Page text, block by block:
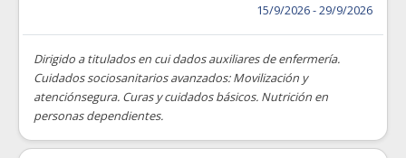
15/9/2026 - 29/9/2026
Dirigido a titulados en cui dados auxiliares de enfermería.
Cuidados sociosanitarios avanzados: Movilización y
atenciónsegura. Curas y cuidados básicos. Nutrición en
personas dependientes.